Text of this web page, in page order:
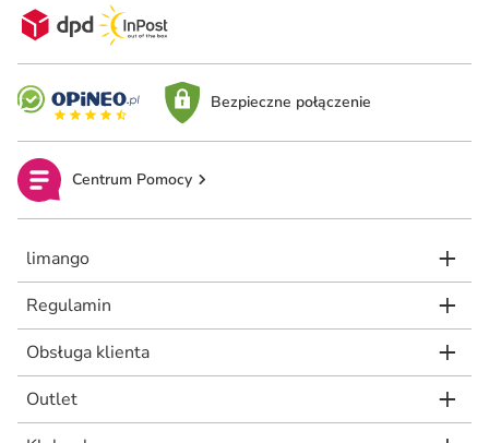
Bezpieczne połączenie
Centrum Pomocy
limango
Regulamin
Obsługa klienta
Outlet